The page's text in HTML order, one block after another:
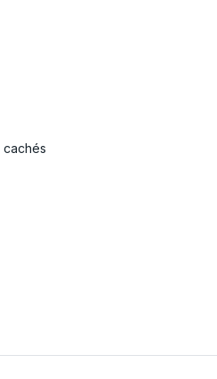
cachés